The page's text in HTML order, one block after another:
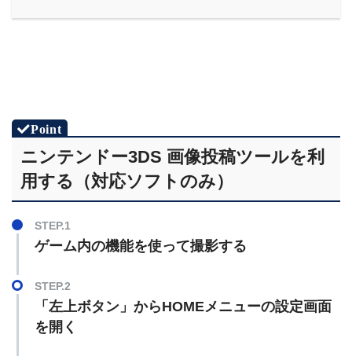
ニンテンドー3DS 画像投稿ツールを利
用する（対応ソフトのみ）
STEP.1
ゲーム内の機能を使って撮影する
STEP.2
「左上ボタン」からHOMEメニューの設定画面
を開く